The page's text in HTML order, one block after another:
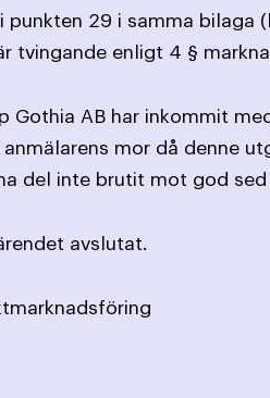
punkten 29 i samma
tvingande enligt 4 §
Gothia AB har inkommit
mor då denne
del inte brutit mot god
avslutat.